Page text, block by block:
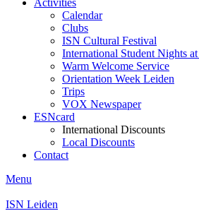
Activities
Calendar
Clubs
ISN Cultural Festival
International Student Nights
Warm Welcome Service
Orientation Week Leiden
Trips
VOX Newspaper
ESNcard
International Discounts
Local Discounts
Contact
Menu
ISN Leiden